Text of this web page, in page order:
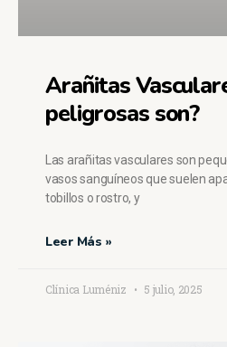
Arañitas
peligrosas son?
Las arañitas vasculares son
vasos sanguíneos que suelen
tobillos o rostro, y
Leer Más »
Clínica Luméniz 5 julio, 2025